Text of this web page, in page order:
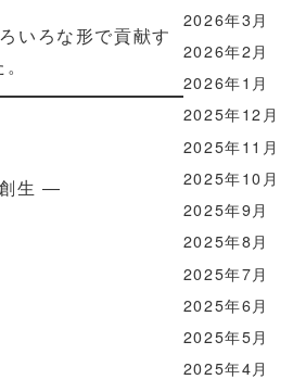
いろな形で貢献す
生 ―
2026年3月
2026年2月
2026年1月
2025年12月
2025年11月
2025年10月
2025年9月
2025年8月
2025年7月
2025年6月
2025年5月
2025年4月